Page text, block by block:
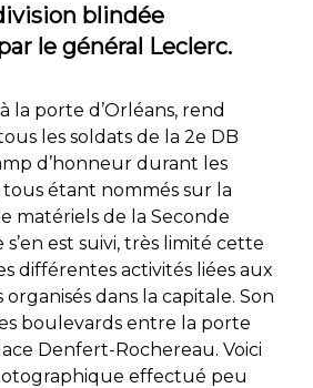
blindée
le général Leclerc.
la porte d’Orléans, rend
les soldats de la 2e DB
d’honneur durant les
tous étant nommés sur la
matériels de la Seconde
est suivi, très limité cette
différentes activités liées aux
dans la capitale. Son
boulevards entre la porte
Denfert-Rochereau. Voici
effectué peu